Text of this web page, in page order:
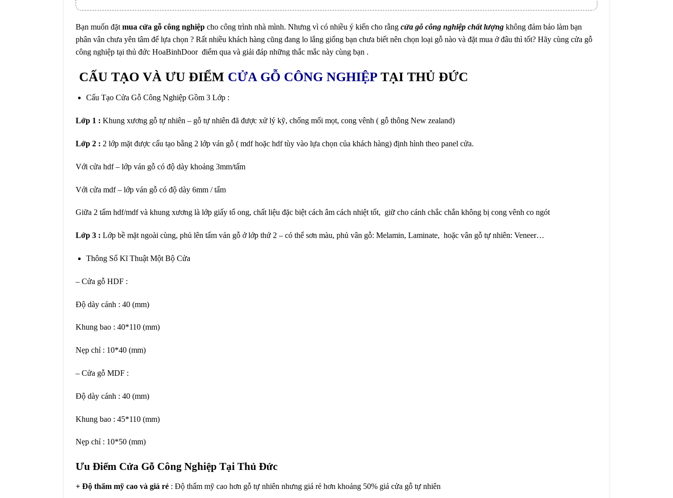
Bạn muốn đặt mua cửa gỗ công nghiệp cho công trình nhà mình. Nhưng vì có nhiều ý kiến cho rằng cửa gỗ công nghiệp chất lượng không đảm bảo làm bạn
phân vân chưa yên tâm để lựa chọn ? Rất nhiều khách hàng cũng đang lo lắng giống bạn chưa biết nên chọn loại gỗ nào và đặt mua ở đâu thì tốt? Hãy cùng cửa gỗ
công nghiệp tại thủ đức HoaBinhDoor điểm qua và giải đáp những thắc mắc này cùng bạn .
CẤU TẠO VÀ ƯU ĐIỂM CỬA GỖ CÔNG NGHIỆPTẠI THỦ ĐỨC
Cấu Tạo Cửa Gỗ Công Nghiệp Gồm 3 Lớp :
Lớp 1 : Khung xương gỗ tự nhiên – gỗ tự nhiên đã được xử lý kỹ, chống mối mọt, cong vênh ( gỗ thông New zealand)
Lớp 2 : 2 lớp mặt được cấu tạo bằng 2 lớp ván gỗ ( mdf hoặc hdf tùy vào lựa chọn của khách hàng) định hình theo panel cửa.
Với cửa hdf – lớp ván gỗ có độ dày khoảng 3mm/tấm
Với cửa mdf – lớp ván gỗ có độ dày 6mm / tấm
Giữa 2 tấm hdf/mdf và khung xương là lớp giấy tổ ong, chất liệu đặc biệt cách âm cách nhiệt tốt, giữ cho cánh chắc chắn không bị cong vênh co ngót
Lớp 3 : Lớp bề mặt ngoài cùng, phủ lên tấm ván gỗ ở lớp thứ 2 – có thể sơn màu, phủ vân gỗ: Melamin, Laminate, hoặc vân gỗ tự nhiên: Veneer…
Thông Số Kĩ Thuật Một Bộ Cửa
– Cửa gỗ HDF :
Độ dày cánh : 40 (mm)
Khung bao : 40*110 (mm)
Nẹp chỉ : 10*40 (mm)
– Cửa gỗ MDF :
Độ dày cánh : 40 (mm)
Khung bao : 45*110 (mm)
Nẹp chỉ : 10*50 (mm)
Ưu Điểm Cửa Gỗ Công Nghiệp Tại Thủ Đức
+ Độ thẩm mỹ cao và giá rẻ : Độ thẩm mỹ cao hơn gỗ tự nhiên nhưng giá rẻ hơn khoảng 50% giá cửa gỗ tự nhiên